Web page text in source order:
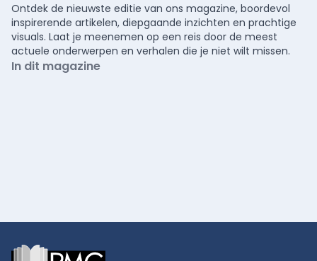
Ontdek de nieuwste editie van ons magazine, boordevol
inspirerende artikelen, diepgaande inzichten en prachtige
visuals. Laat je meenemen op een reis door de meest
actuele onderwerpen en verhalen die je niet wilt missen.
In dit magazine
Footer